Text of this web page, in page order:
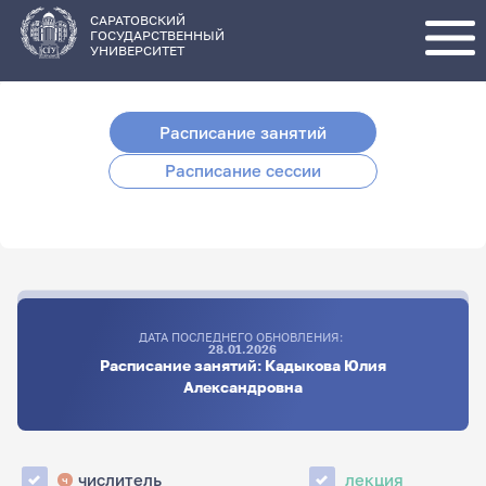
основному
содержанию
САРАТОВСКИЙ
ГОСУДАРСТВЕННЫЙ
УНИВЕРСИТЕТ
Расписание занятий
Расписание сессии
ДАТА ПОСЛЕДНЕГО ОБНОВЛЕНИЯ:
28.01.2026
Расписание занятий: Кадыкова Юлия
Александровна
ч числитель
лекция